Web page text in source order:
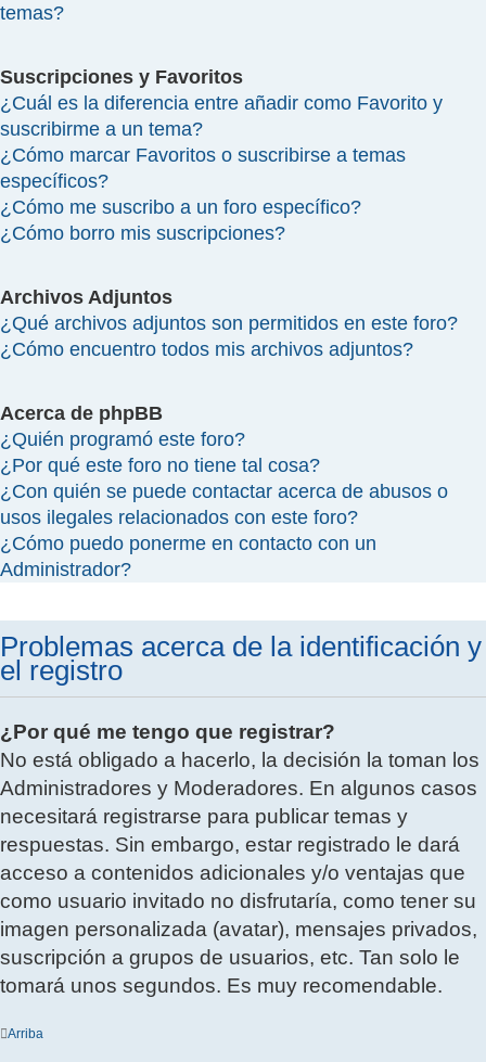
temas?
Suscripciones y Favoritos
¿Cuál es la diferencia entre añadir como Favorito y
suscribirme a un tema?
¿Cómo marcar Favoritos o suscribirse a temas
específicos?
¿Cómo me suscribo a un foro específico?
¿Cómo borro mis suscripciones?
Archivos Adjuntos
¿Qué archivos adjuntos son permitidos en este foro?
¿Cómo encuentro todos mis archivos adjuntos?
Acerca de phpBB
¿Quién programó este foro?
¿Por qué este foro no tiene tal cosa?
¿Con quién se puede contactar acerca de abusos o
usos ilegales relacionados con este foro?
¿Cómo puedo ponerme en contacto con un
Administrador?
Problemas acerca de la identificación y
el registro
¿Por qué me tengo que registrar?
No está obligado a hacerlo, la decisión la toman los
Administradores y Moderadores. En algunos casos
necesitará registrarse para publicar temas y
respuestas. Sin embargo, estar registrado le dará
acceso a contenidos adicionales y/o ventajas que
como usuario invitado no disfrutaría, como tener su
imagen personalizada (avatar), mensajes privados,
suscripción a grupos de usuarios, etc. Tan solo le
tomará unos segundos. Es muy recomendable.
Arriba